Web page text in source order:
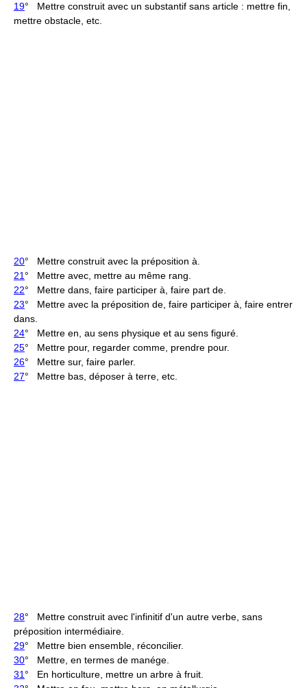
19° Mettre construit avec un substantif sans article : mettre fin,
mettre obstacle, etc.
20° Mettre construit avec la préposition à.
21 ° Mettre avec, mettre au même rang.
22° Mettre dans, faire participer à, faire part de.
23° Mettre avec la préposition de, faire participer à, faire entrer
dans.
24° Mettre en, au sens physique et au sens figuré.
25° Mettre pour, regarder comme, prendre pour.
26° Mettre sur, faire parler.
27° Mettre bas, déposer à terre, etc.
28° Mettre construit avec l'infinitif d'un autre verbe, sans
préposition intermédiaire.
29° Mettre bien ensemble, réconcilier.
30° Mettre, en termes de manége.
31 ° En horticulture, mettre un arbre à fruit.